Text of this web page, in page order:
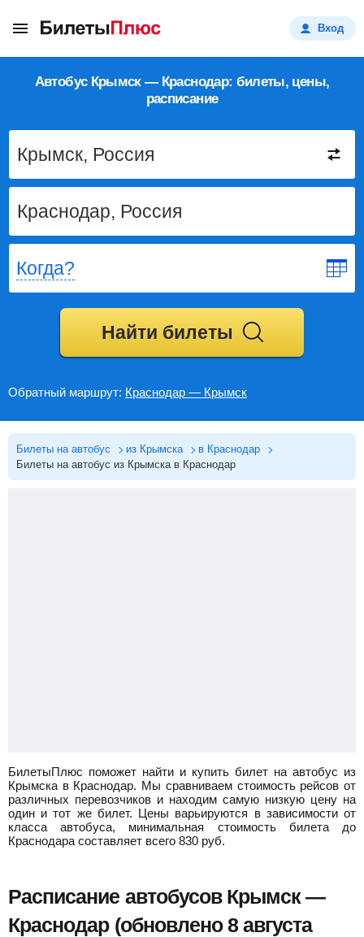
Вход
Автобус Крымск — Краснодар: билеты, цены,
расписание
Когда?
Найти билеты
Обратный маршрут: Краснодар — Крымск
Билеты на автобус из Крымска
в Краснодар
Билеты на автобус из Крымска в Краснодар
БилетыПлюс поможет найти и купить билет на автобус из
Крымска в Краснодар. Мы сравниваем стоимость рейсов от
различных перевозчиков и находим самую низкую цену на
один и тот же билет. Цены варьируются в зависимости от
класса автобуса, минимальная стоимость билета до
Краснодара составляет всего 830 руб.
Расписание автобусов Крымск —
Краснодар (обновлено 8 августа